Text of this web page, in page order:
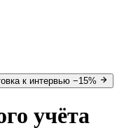
к интервью −15%
учёта